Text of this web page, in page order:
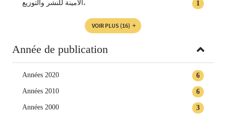
1 الأمينة للنشر والتوزيع،
VOIR PLUS (16)
Année de publication
6
Années 2020
6
Années 2010
3
Années 2000